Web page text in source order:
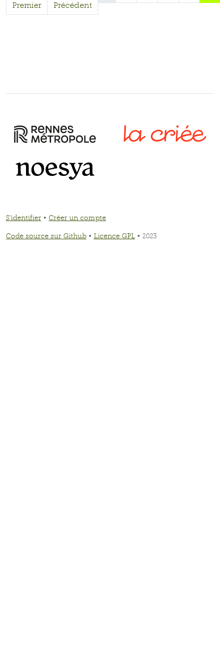
Premier
Précédent
S'identifier • Créer un compte
Code source sur Github • Licence GPL • 2023